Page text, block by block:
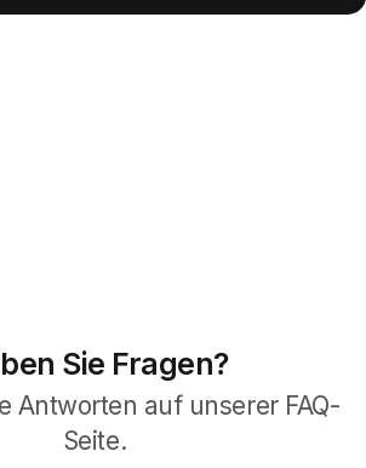
Sie Fragen?
Antworten auf unserer FAQ-
Seite.